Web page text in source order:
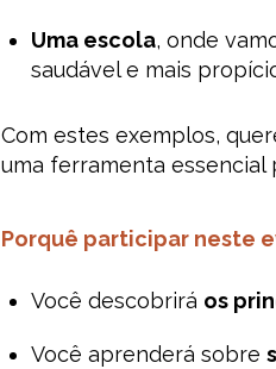
Uma escola, onde
saudável e mais
Com estes exemplos,
uma ferramenta essencial
Porquê participar neste
Você descobrirá os
Você aprenderá sobre